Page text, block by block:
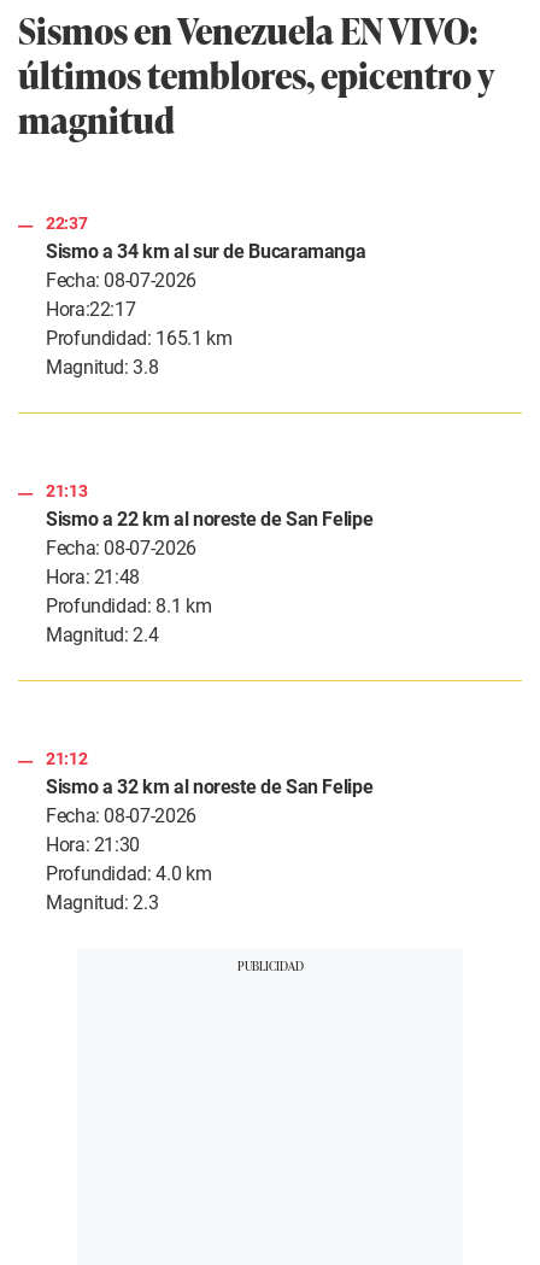
Sismos en Venezuela EN VIVO:
últimos temblores, epicentro y
magnitud
22:37
Sismo a 34 km al sur de Bucaramanga
Fecha: 08-07-2026
Hora:22:17
Profundidad: 165.1 km
Magnitud: 3.8
21:13
Sismo a 22 km al noreste de San Felipe
Fecha: 08-07-2026
Hora: 21:48
Profundidad: 8.1 km
Magnitud: 2.4
21:12
Sismo a 32 km al noreste de San Felipe
Fecha: 08-07-2026
Hora: 21:30
Profundidad: 4.0 km
Magnitud: 2.3